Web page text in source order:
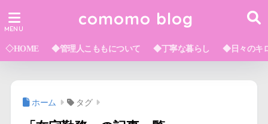
comomo blog
◇HOME ◆管理人こももについて ◆丁寧な暮らし ◆日々のキ
ホーム タグ